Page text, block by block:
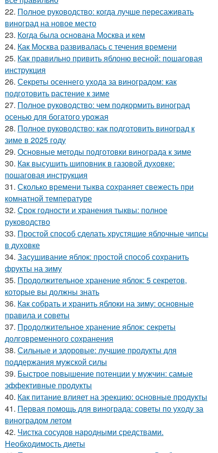
22. Полное руководство: когда лучше пересаживать
виноград на новое место
23. Когда была основана Москва и кем
24. Как Москва развивалась с течения времени
25. Как правильно привить яблоню весной: пошаговая
инструкция
26. Секреты осеннего ухода за виноградом: как
подготовить растение к зиме
27. Полное руководство: чем подкормить виноград
осенью для богатого урожая
28. Полное руководство: как подготовить виноград к
зиме в 2025 году
29. Основные методы подготовки винограда к зиме
30. Как высушить шиповник в газовой духовке:
пошаговая инструкция
31. Сколько времени тыква сохраняет свежесть при
комнатной температуре
32. Срок годности и хранения тыквы: полное
руководство
33. Простой способ сделать хрустящие яблочные чипсы
в духовке
34. Засушивание яблок: простой способ сохранить
фрукты на зиму
35. Продолжительное хранение яблок: 5 секретов,
которые вы должны знать
36. Как собрать и хранить яблоки на зиму: основные
правила и советы
37. Продолжительное хранение яблок: секреты
долговременного сохранения
38. Сильные и здоровые: лучшие продукты для
поддержания мужской силы
39. Быстрое повышение потенции у мужчин: самые
эффективные продукты
40. Как питание влияет на эрекцию: основные продукты
41. Первая помощь для винограда: советы по уходу за
виноградом летом
42. Чистка сосудов народными средствами.
Необходимость диеты